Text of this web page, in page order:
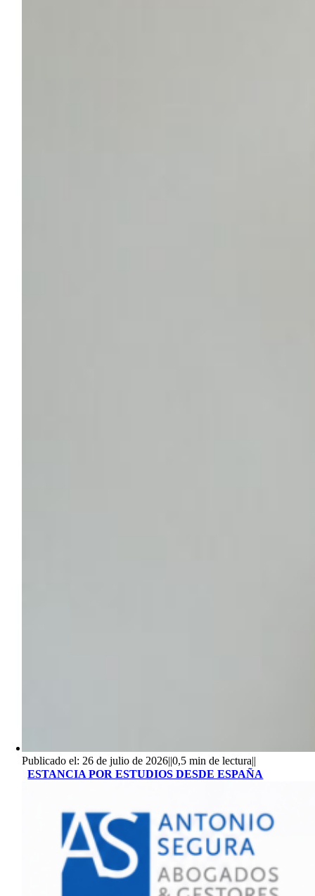
Publicado el: 26 de julio de 2026||0,5 min de lectura||
ESTANCIA POR ESTUDIOS DESDE ESPAÑA